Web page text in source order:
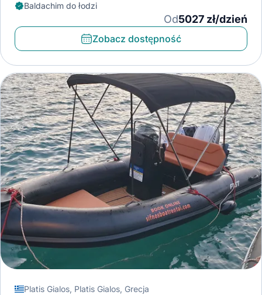
Baldachim do łodzi
Od5027 zł/dzień
Zobacz dostępność
Platis Gialos, Platis Gialos, Grecja